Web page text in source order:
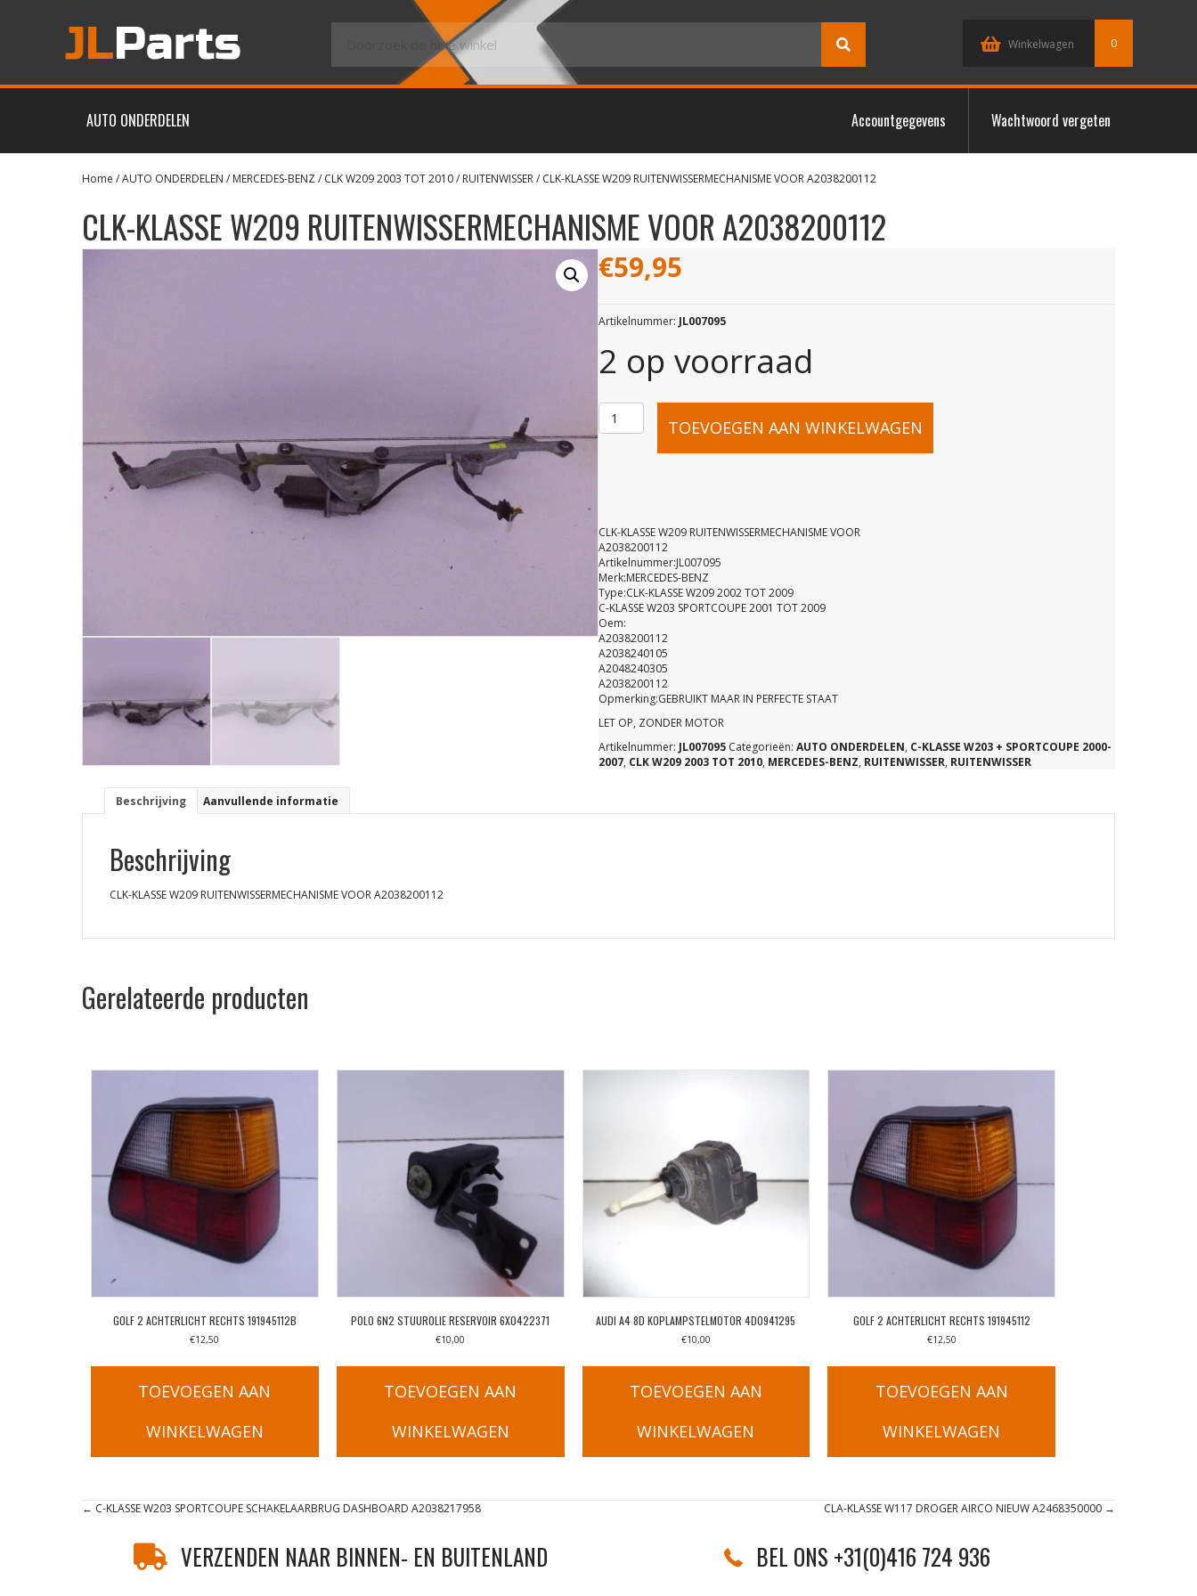
Winkelwagen 0
AUTO ONDERDELEN Accountgegevens Wachtwoord vergeten
Home /AUTO ONDERDELEN / MERCEDES-BENZ/ CLK W209 2003 TOT 2010/ RUITENWISSER/ CLK-KLASSE W209 RUITENWISSERMECHANISME VOOR A2038200112
CLK-KLASSE W209 RUITENWISSERMECHANISME VOOR A2038200112
€59,95
Artikelnummer: JL007095
2 op voorraad
CLK-
W209
RUITENWISSERMECHANISME
VOOR
A2038200112
aantal
TOEVOEGEN AAN WINKELWAGEN
CLK-KLASSE W209 RUITENWISSERMECHANISME VOOR
A2038200112
Artikelnummer:JL007095
Merk:MERCEDES-BENZ
Type:CLK-KLASSE W209 2002 TOT 2009
C-KLASSE W203 SPORTCOUPE 2001 TOT 2009
Oem:
A2038200112
A2038240105
A2048240305
A2038200112
Opmerking:GEBRUIKT MAAR IN PERFECTE STAAT
LET OP, ZONDER MOTOR
Artikelnummer: JL007095 Categorieën: AUTO ONDERDELEN, C-KLASSE W203 + SPORTCOUPE 2000-
2007, CLK W209 2003 TOT 2010, MERCEDES-BENZ, RUITENWISSER, RUITENWISSER
Beschrijving Aanvullende informatie
Beschrijving
CLK-KLASSE W209 RUITENWISSERMECHANISME VOOR A2038200112
Gerelateerde producten
GOLF 2 ACHTERLICHT RECHTS 191945112B
€12,50
TOEVOEGEN AAN
WINKELWAGEN
POLO 6N2 STUUROLIE RESERVOIR 6X0422371
€10,00
TOEVOEGEN AAN
WINKELWAGEN
AUDI A4 8D KOPLAMPSTELMOTOR 4D0941295
€10,00
TOEVOEGEN AAN
WINKELWAGEN
GOLF 2 ACHTERLICHT RECHTS 191945112
€12,50
TOEVOEGEN AAN
WINKELWAGEN
Posts
navigation
← C-KLASSE W203 SPORTCOUPE SCHAKELAARBRUG DASHBOARD A2038217958 CLA-KLASSE W117 DROGER AIRCO NIEUW A2468350000 →
VERZENDEN NAAR BINNEN- EN BUITENLAND BEL ONS +31(0)416 724 936